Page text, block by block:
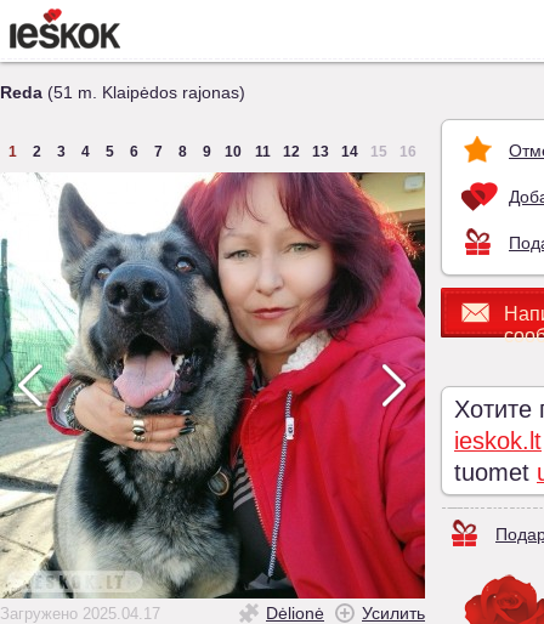
Reda (51 m. Klaipėdos rajonas)
1 2 3 4 5 6 7 8 9 10 11 12 13 14 15 16
Загружено 2025.04.17 Dėlionė Усилить
Хотите
ieskok.lt
tuomet